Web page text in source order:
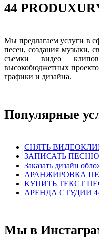
44
Мы предлагаем услуги в
песен, создания музыки,
съемки видео
высокобюджетных
графики и дизайна.
Популярные
СНЯТЬ
ЗАПИСАТЬ
Заказать дизайн
АРАНЖИРОВКА
КУПИТЬ ТЕКСТ
АРЕНДА СТУДИИ
Мы в